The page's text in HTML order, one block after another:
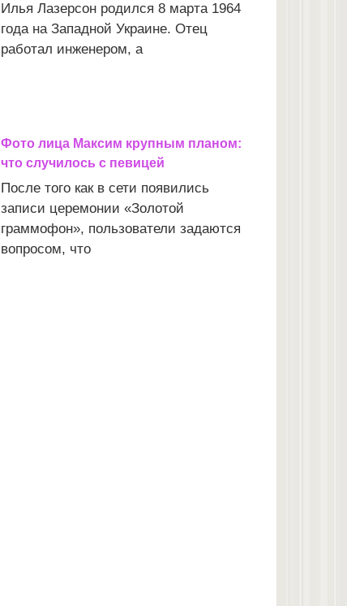
Илья Лазерсон родился 8 марта 1964
года на Западной Украине. Отец
работал инженером, а
Фото лица Максим крупным планом:
что случилось с певицей
После того как в сети появились
записи церемонии «Золотой
граммофон», пользователи задаются
вопросом, что